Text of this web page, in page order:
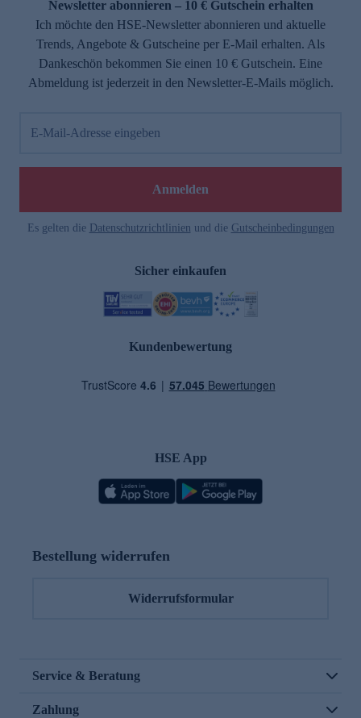
Newsletter abonnieren – 10 € Gutschein erhalten
Ich möchte den HSE-Newsletter abonnieren und aktuelle
Trends, Angebote & Gutscheine per E-Mail erhalten. Als
Dankeschön bekommen Sie einen 10 € Gutschein. Eine
Abmeldung ist jederzeit in den Newsletter-E-Mails möglich.
E-Mail-Adresse eingeben
Anmelden
Es gelten die Datenschutzrichtlinien und die Gutscheinbedingungen
Sicher einkaufen
Kundenbewertung
HSE App
Bestellung widerrufen
Widerrufsformular
Service & Beratung
Zahlung